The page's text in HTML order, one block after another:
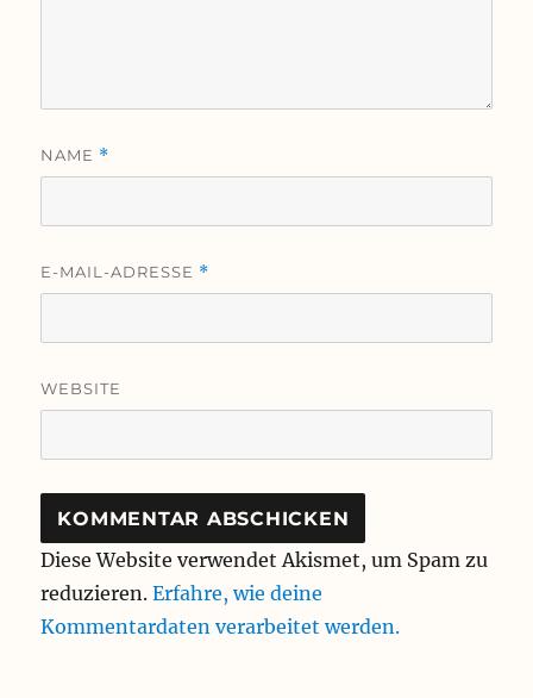
NAME *
E-MAIL-ADRESSE *
WEBSITE
Diese Website verwendet Akismet, um Spam zu
reduzieren.Erfahre, wie deine
Kommentardaten verarbeitet werden.